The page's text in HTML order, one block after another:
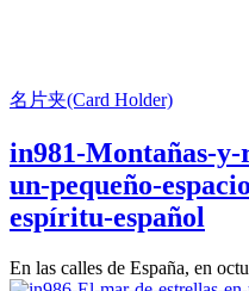
名片夹(Card Holder)
in981-Montañas-y-
un-pequeño-
espíritu-español
En las calles de España, en